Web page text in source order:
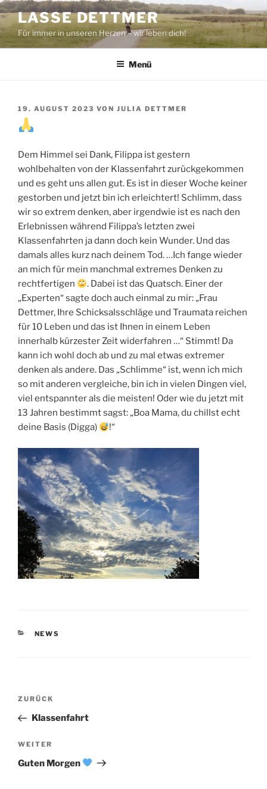
Zum
Inhalt
springen
LASSE DETTMER
Für immer in unseren Herzen – wir leben dich!
Menü
VERÖFFENTLICHT
AM
19. AUGUST 2023 VON JULIA DETTMER
Dem Himmel sei Dank, Filippa ist gestern
wohlbehalten von der Klassenfahrt zurückgekommen
und es geht uns allen gut. Es ist in dieser Woche keiner
gestorben und jetzt bin ich erleichtert! Schlimm, dass
wir so extrem denken, aber irgendwie ist es nach den
Erlebnissen während Filippa’s letzten zwei
Klassenfahrten ja dann doch kein Wunder. Und das
damals alles kurz nach deinem Tod. …Ich fange wieder
an mich für mein manchmal extremes Denken zu
rechtfertigen
. Dabei ist das Quatsch. Einer der
„Experten“ sagte doch auch einmal zu mir: „Frau
Dettmer, Ihre Schicksalsschläge und Traumata reichen
für 10 Leben und das ist Ihnen in einem Leben
innerhalb kürzester Zeit widerfahren …“ Stimmt! Da
kann ich wohl doch ab und zu mal etwas extremer
denken als andere. Das „Schlimme“ ist, wenn ich mich
so mit anderen vergleiche, bin ich in vielen Dingen viel,
viel entspannter als die meisten! Oder wie du jetzt mit
13 Jahren bestimmt sagst: „Boa Mama, du chillst echt
deine Basis (Digga)
!“
KATEGORIEN
NEWS
Beitragsnavigation
Vorheriger
Beitrag
ZURÜCK
Klassenfahrt
Nächster
Beitrag
WEITER
Guten Morgen